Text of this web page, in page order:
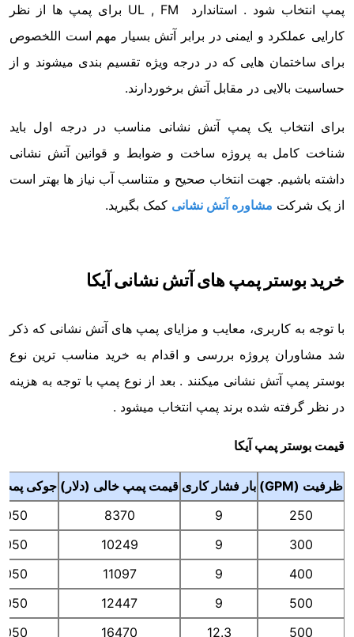
پمپ انتخاب شود . استاندارد UL , FM برای پمپ ها از نظر
کارایی عملکرد و ایمنی در برابر آتش بسیار مهم است اللخصوص
برای ساختمان هایی که در درجه ویژه تقسیم بندی میشوند و از
حساسیت بالایی در مقابل آتش برخوردارند.
برای انتخاب یک پمپ آتش نشانی مناسب در درجه اول باید
شناخت کامل به پروژه ساخت و ضوابط و قوانین آتش نشانی
داشته باشیم. جهت انتخاب صحیح و متناسب آب نیاز ها بهتر است
از یک شرکت مشاوره آتش نشانی کمک بگیرید.
خرید بوستر پمپ های آتش نشانی آیکا
با توجه به کاربری، معایب و مزایای پمپ های آتش نشانی که ذکر
شد مشاوران پروژه بررسی و اقدام به خرید مناسب ترین نوع
بوستر پمپ آتش نشانی میکنند . بعد از نوع پمپ با توجه به هزینه
در نظر گرفته شده برند پمپ انتخاب میشود .
قیمت بوستر پمپ آیکا
ظرفیت (GPM) بار فشار کاری قیمت پمپ خالی (دلار) جوکی پمپ
250
9
8370
300
9
10249
400
9
11097
500
9
12447
500
12.3
16470